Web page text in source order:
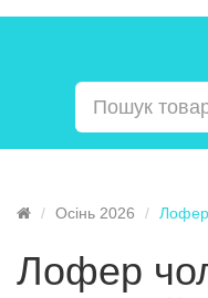
Осінь 2026 Лофер
Лофер